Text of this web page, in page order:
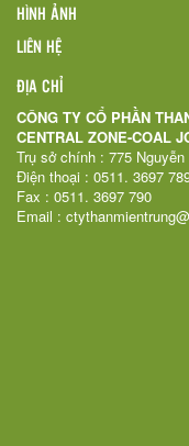
HÌNH ẢNH
LIÊN HỆ
ĐỊA CHỈ
CÔNG TY CỔ PHẦN
CENTRAL ZONE-COAL
Trụ sở chính : 775
Điện thoại : 0511. 3697
Fax : 0511. 3697 790
Email :